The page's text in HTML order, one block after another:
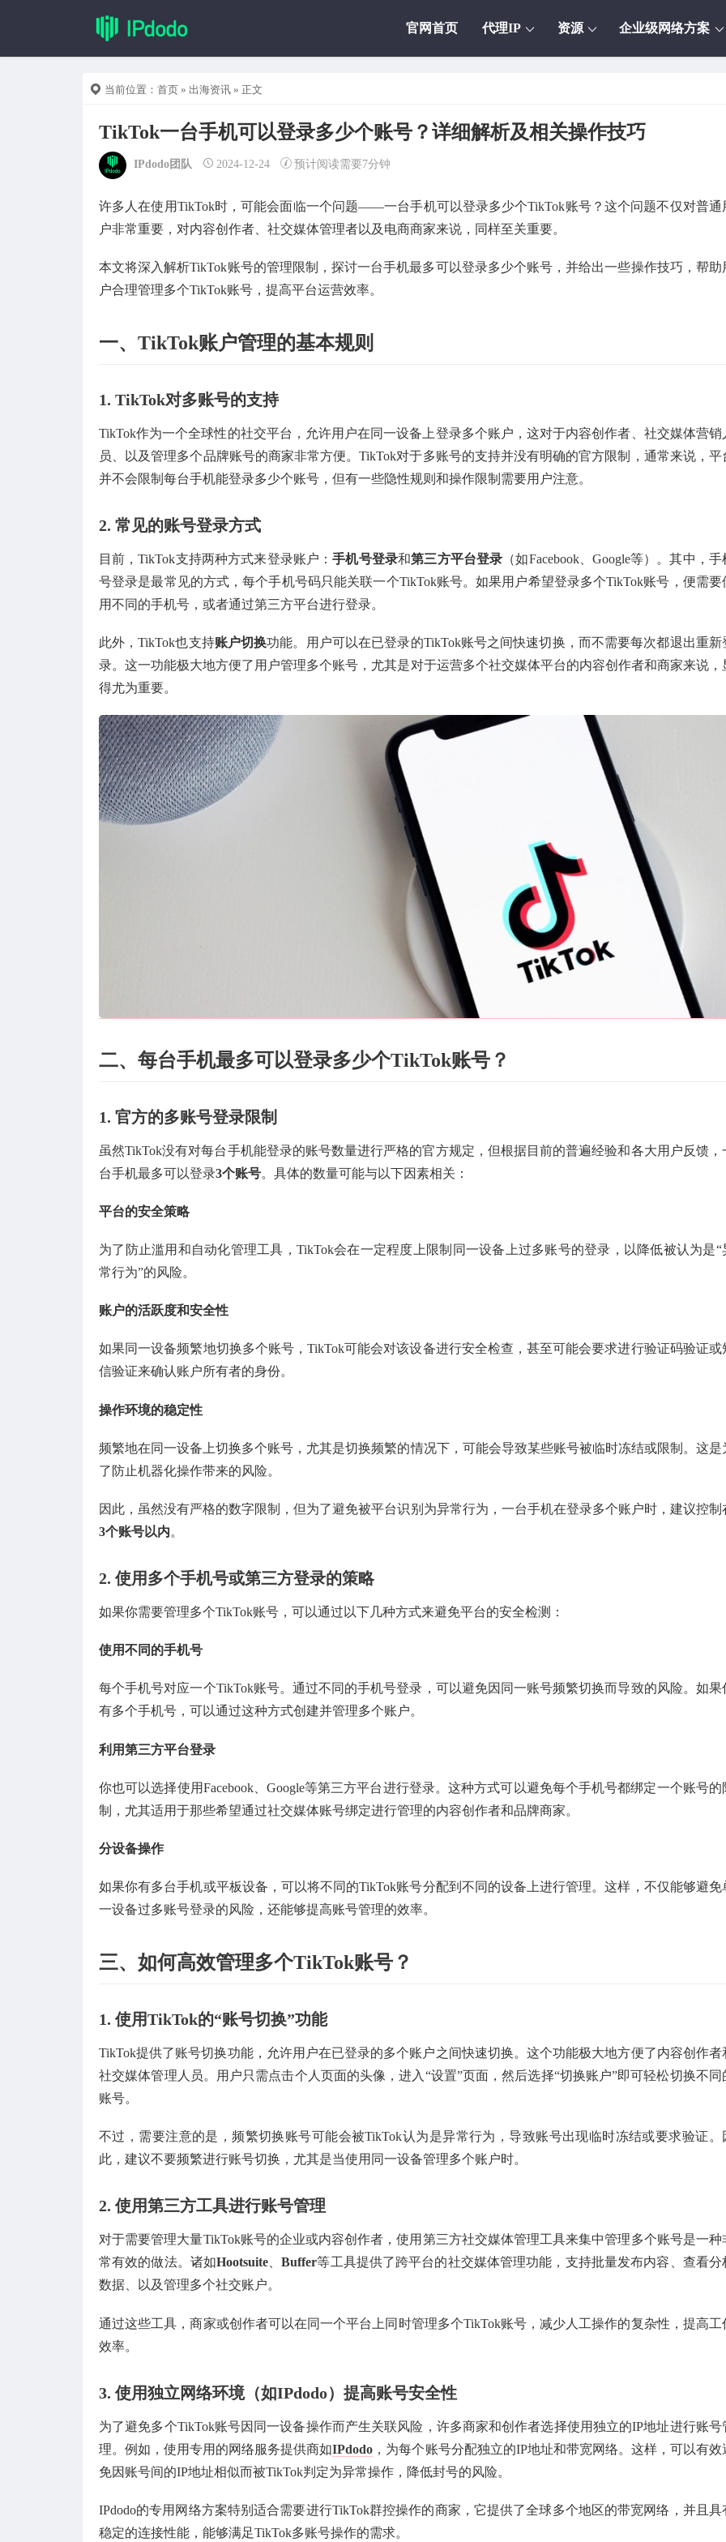
官网首页 代理IP 资源 企业级网络方案
当前位置： 首页 » 出海资讯 » 正文
TikTok一台手机可以登录多少个账号？详细解析及相关操作技巧
IPdodo团队 2024-12-24 预计阅读需要7分钟
许多人在使用TikTok时，可能会面临一个问题——一台手机可以登录多少个TikTok账号？这个问题不仅对普通
户非常重要，对内容创作者、社交媒体管理者以及电商商家来说，同样至关重要。
本文将深入解析TikTok账号的管理限制，探讨一台手机最多可以登录多少个账号，并给出一些操作技巧，帮助
户合理管理多个TikTok账号，提高平台运营效率。
一、TikTok账户管理的基本规则
1. TikTok对多账号的支持
TikTok作为一个全球性的社交平台，允许用户在同一设备上登录多个账户，这对于内容创作者、社交媒体营销
员、以及管理多个品牌账号的商家非常方便。TikTok对于多账号的支持并没有明确的官方限制，通常来说，平
并不会限制每台手机能登录多少个账号，但有一些隐性规则和操作限制需要用户注意。
2. 常见的账号登录方式
目前，TikTok支持两种方式来登录账户：手机号登录和第三方平台登录 （如Facebook、Google等）。其中，手
号登录是最常见的方式，每个手机号码只能关联一个TikTok账号。如果用户希望登录多个TikTok账号，便需要
用不同的手机号，或者通过第三方平台进行登录。
此外，TikTok也支持账户切换功能。用户可以在已登录的TikTok账号之间快速切换，而不需要每次都退出重新
录。这一功能极大地方便了用户管理多个账号，尤其是对于运营多个社交媒体平台的内容创作者和商家来说，
得尤为重要。
二、每台手机最多可以登录多少个TikTok账号？
1. 官方的多账号登录限制
虽然TikTok没有对每台手机能登录的账号数量进行严格的官方规定，但根据目前的普遍经验和各大用户反馈，
台手机最多可以登录3个账号。具体的数量可能与以下因素相关：
平台的安全策略
为了防止滥用和自动化管理工具，TikTok会在一定程度上限制同一设备上过多账号的登录，以降低被认为是“
常行为”的风险。
账户的活跃度和安全性
如果同一设备频繁地切换多个账号，TikTok可能会对该设备进行安全检查，甚至可能会要求进行验证码验证或
信验证来确认账户所有者的身份。
操作环境的稳定性
频繁地在同一设备上切换多个账号，尤其是切换频繁的情况下，可能会导致某些账号被临时冻结或限制。这是
了防止机器化操作带来的风险。
因此，虽然没有严格的数字限制，但为了避免被平台识别为异常行为，一台手机在登录多个账户时，建议控制
3个账号以内。
2. 使用多个手机号或第三方登录的策略
如果你需要管理多个TikTok账号，可以通过以下几种方式来避免平台的安全检测：
使用不同的手机号
每个手机号对应一个TikTok账号。通过不同的手机号登录，可以避免因同一账号频繁切换而导致的风险。如果
有多个手机号，可以通过这种方式创建并管理多个账户。
利用第三方平台登录
你也可以选择使用Facebook、Google等第三方平台进行登录。这种方式可以避免每个手机号都绑定一个账号的
制，尤其适用于那些希望通过社交媒体账号绑定进行管理的内容创作者和品牌商家。
分设备操作
如果你有多台手机或平板设备，可以将不同的TikTok账号分配到不同的设备上进行管理。这样，不仅能够避免
一设备过多账号登录的风险，还能够提高账号管理的效率。
三、如何高效管理多个TikTok账号？
1. 使用TikTok的“账号切换”功能
TikTok提供了账号切换功能，允许用户在已登录的多个账户之间快速切换。这个功能极大地方便了内容创作者
社交媒体管理人员。用户只需点击个人页面的头像，进入“设置”页面，然后选择“切换账户”即可轻松切换不同
账号。
不过，需要注意的是，频繁切换账号可能会被TikTok认为是异常行为，导致账号出现临时冻结或要求验证。
此，建议不要频繁进行账号切换，尤其是当使用同一设备管理多个账户时。
2. 使用第三方工具进行账号管理
对于需要管理大量TikTok账号的企业或内容创作者，使用第三方社交媒体管理工具来集中管理多个账号是一种
常有效的做法。诸如Hootsuite 、Buffer等工具提供了跨平台的社交媒体管理功能，支持批量发布内容、查看分
数据、以及管理多个社交账户。
通过这些工具，商家或创作者可以在同一个平台上同时管理多个TikTok账号，减少人工操作的复杂性，提高工
效率。
3. 使用独立网络环境（如IPdodo）提高账号安全性
为了避免多个TikTok账号因同一设备操作而产生关联风险，许多商家和创作者选择使用独立的IP地址进行账号
理。例如，使用专用的网络服务提供商如IPdodo ，为每个账号分配独立的IP地址和带宽网络。这样，可以有效
免因账号间的IP地址相似而被TikTok判定为异常操作，降低封号的风险。
IPdodo的专用网络方案特别适合需要进行TikTok群控操作的商家，它提供了全球多个地区的带宽网络，并且具
稳定的连接性能，能够满足TikTok多账号操作的需求。